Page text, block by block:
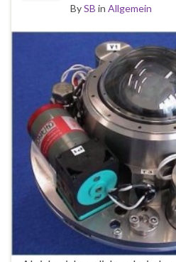
BySB in Allgemein